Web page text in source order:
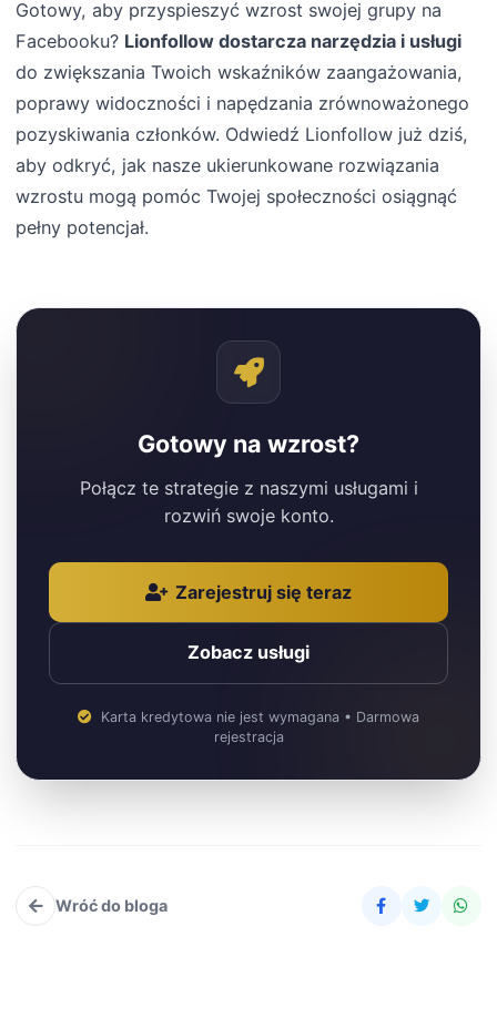
Gotowy, aby przyspieszyć wzrost swojej grupy na
Facebooku? Lionfollow dostarcza narzędzia i usługi
do zwiększania Twoich wskaźników zaangażowania,
poprawy widoczności i napędzania zrównoważonego
pozyskiwania członków. Odwiedź Lionfollow już dziś,
aby odkryć, jak nasze ukierunkowane rozwiązania
wzrostu mogą pomóc Twojej społeczności osiągnąć
pełny potencjał.
Gotowy na wzrost?
Połącz te strategie z naszymi usługami i
rozwiń swoje konto.
Zarejestruj się teraz
Zobacz usługi
Karta kredytowa nie jest wymagana • Darmowa
rejestracja
Wróć do bloga